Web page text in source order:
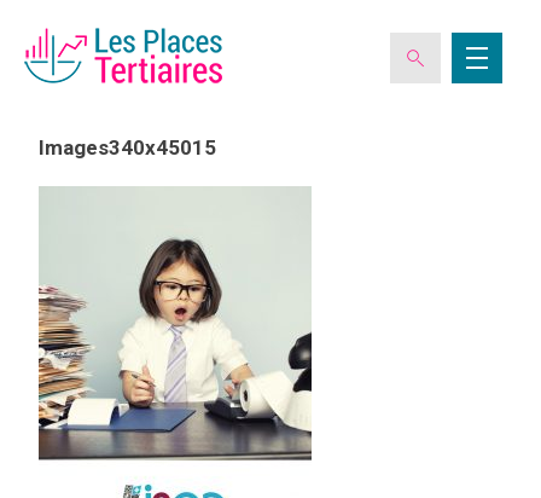
L’ASSOCIATION
LES CLUBS DES PLACES TERTIAIRES
VERIQUALIS
Images340x45015